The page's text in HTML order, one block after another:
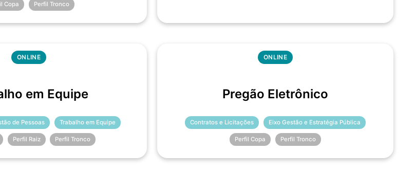
Copa Perfil Tronco
ONLINE
em Equipe
de Pessoas Trabalho em Equipe
Perfil Raiz Perfil Tronco
ONLINE
Pregão Eletrônico
Contratos e Licitações Eixo Gestão e Estratégia Pública
Perfil Copa Perfil Tronco